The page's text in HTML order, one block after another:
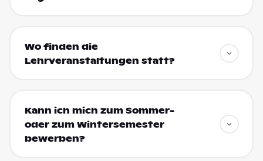
Wo finden die
Lehrveranstaltungen statt?
Kann ich mich zum Sommer-
oder zum Wintersemester
bewerben?